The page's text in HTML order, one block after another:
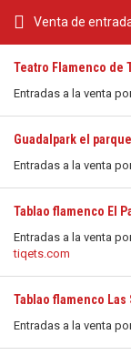
Venta de
Teatro Flamenco de
Entradas a la venta
Guadalpark el
Entradas a la venta
Tablao flamenco El
Entradas a la venta
tiqets.com
Tablao flamenco Las
Entradas a la venta